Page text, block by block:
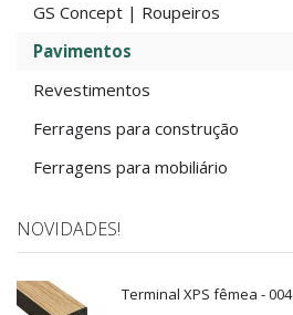
GS Concept | Roupeiros
Pavimentos
Revestimentos
Ferragens para construção
Ferragens para mobiliário
NOVIDADES!
Terminal XPS fêmea - 004